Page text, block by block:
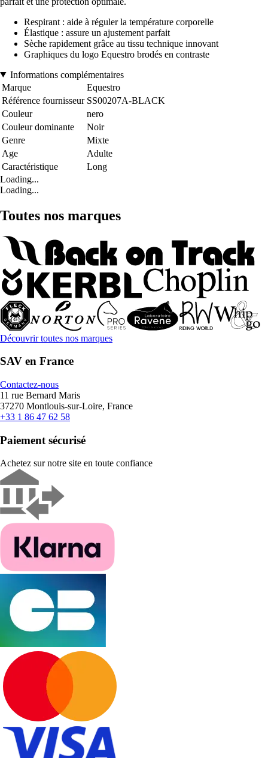
Respirant : aide à réguler la température corporelle
Élastique : assure un ajustement parfait
Sèche rapidement grâce au tissu technique innovant
Graphiques du logo Equestro brodés en contraste
Informations complémentaires
Marque
Equestro
Référence fournisseur SS00207A-BLACK
Couleur
nero
Couleur dominante
Noir
Genre
Mixte
Age
Adulte
Caractéristique
Long
Loading...
Loading...
Toutes nos marques
Découvrir toutes nos marques
SAV en France
Contactez-nous
11 rue Bernard Maris
37270 Montlouis-sur-Loire, France
+33 1 86 47 62 58
Paiement sécurisé
Achetez sur notre site en toute confiance